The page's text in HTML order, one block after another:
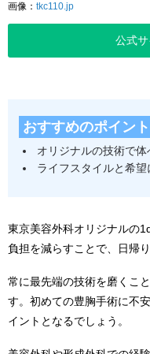
画像： tkc110.jp
公式
おすすめのポイント
オリジナルの技術で
ライフスタイルと希
東京美容外科オリジナルの
負担を減らすことで、日帰
常に最先端の技術を磨くこ
す。初めての豊胸手術に不
イントとなるでしょう。